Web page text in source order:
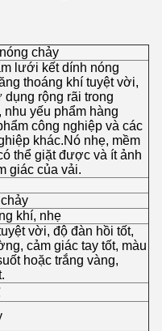
chảy
lưới kết dính nóng
thoáng khí tuyệt vời,
rộng rãi trong
nhu yếu phẩm hàng
công nghiệp và các
khác.Nó nhẹ, mềm
thể giặt được và ít ảnh
giác của vải.
khí, nhẹ
vời, độ đàn hồi tốt,
cảm giác tay tốt, màu
hoặc trắng vàng,